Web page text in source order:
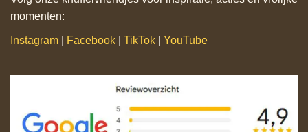
momenten:
Instagram Facebook TikTok YouTube